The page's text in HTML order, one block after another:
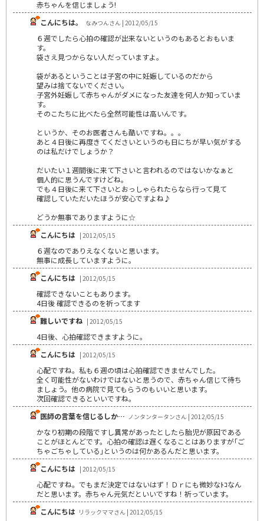
赤ちゃんを信じましょう!
こんにちは。
なみつんさん | 2012/05/15
６週でしたら心拍の確認が出来ないというのもあるとおもいま
す。
袋さえ見つからない人だっていますよ。
袋があるということは子宮の中に妊娠しているのだから
望みは捨てないでください。
子宮外妊娠して赤ちゃんがダメになった友達を何人か知っていま
す。
そのこたちに比べたら全然可能性は高いんです。
というか、そのお医者さんも酷いですね。。。
あと４日後に再度きてくださいというのも日にちが早い気がする
のは私だけでしょうか？
だいたい１週間後に来て下さいと言われるのではないかなぁと
個人的に思うんですけどね。
でも４日後に来て下さいとおっしゃられたらなら行って見て
確認していただいたほうが安心ですよね♪
どうか無事でありますように☆
こんにちは | 2012/05/15
６週なのでありえなくないと思います。
無事に成長していますように。
こんにちは | 2012/05/15
確認できないこともあります。
4日後 確認できるのを祈ってます
難しいですね | 2012/05/15
4日後、心拍確認できますように。
こんにちは | 2012/05/15
心配ですね。私も６週の頃は心拍確認できませんでした。
全く可能性がないわけではないと思うので、赤ちゃん信じて待ち
ましょう。他の病院で見てもらうのもいいと思います。
次回確認できるといいですね。
医師の言葉を信じるしか… ノンタンタータンさん | 2012/05/15
かなり初期の段階ですし異常があったとしたら胎児が原因である
ことがほとんどです。心拍の確認は遅くなることはありますが｢ご
ちゃごちゃしている｣というのは何かあるんだと思います。
こんにちは | 2012/05/15
心配ですね。でもまだ決定ではないはず！Ｄｒにも微妙なﾄｺなん
だと思います。赤ちゃん元気だといいですね！祈っています。
こんにちは リラックママさん | 2012/05/15